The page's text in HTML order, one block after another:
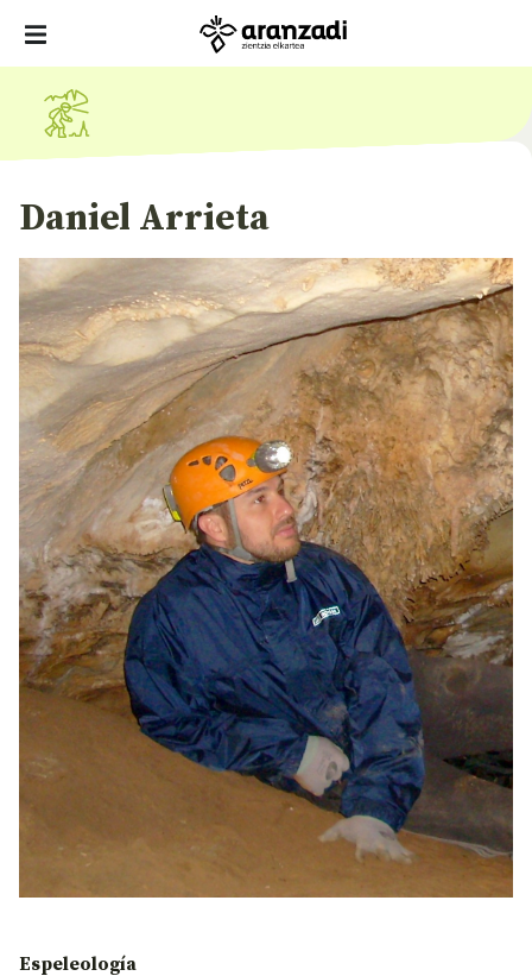
Daniel Arrieta
Espeleología